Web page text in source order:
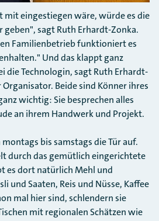
mit eingestiegen wäre, würde es die
sagt Ruth Erhardt-Zonka.
Familienbetrieb funktioniert es
Und das klappt ganz
die Technologin, sagt Ruth Erhardt-
Beide sind Könner ihres
wichtig: Sie besprechen alles
an ihrem Handwerk und Projekt.
bis samstags die Tür auf.
durch das gemütlich eingerichtete
es dort natürlich Mehl und
und Saaten, Reis und Nüsse, Kaffee
mal hier sind, schlendern sie
mit regionalen Schätzen wie